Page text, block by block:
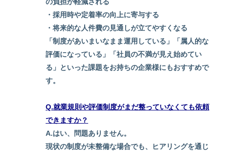
の負担が軽減される
・採用時や定着率の向上に寄与する
・将来的な人件費の見通しが立てやすくなる
「制度があいまいなまま運用している」「属人的な
評価になっている」「社員の不満が見え始めてい
る」といった課題をお持ちの企業様にもおすすめで
す。
Q.就業規則や評価制度がまだ整っていなくても依頼
できますか？
A.はい、問題ありません。
現状の制度が未整備な場合でも、ヒアリングを通じ